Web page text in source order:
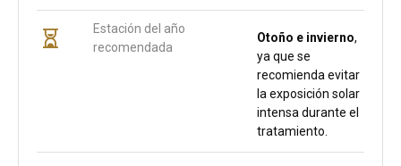
Estación del año
recomendada
Otoño e invierno,
ya que se
recomienda evitar
la exposición solar
intensa durante el
tratamiento.